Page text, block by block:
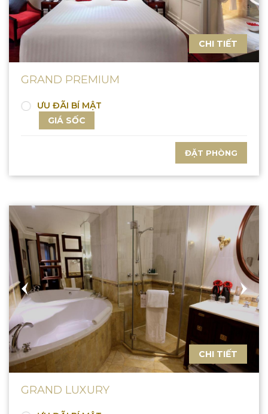
CHI TIẾT
GRAND PREMIUM
ƯU ĐÃI BÍ MẬT
GIÁ SỐC
ĐẶT PHÒNG
CHI TIẾT
GRAND LUXURY